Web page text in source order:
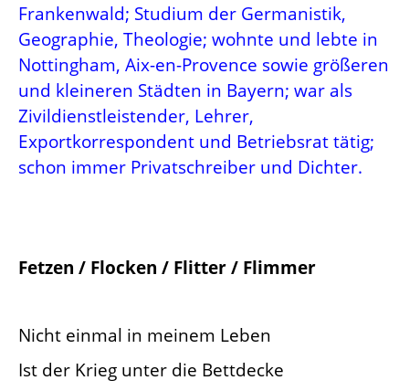
Frankenwald; Studium der Germanistik,
Geographie, Theologie; wohnte und lebte in
Nottingham, Aix-en-Provence sowie größeren
und kleineren Städten in Bayern; war als
Zivildienstleistender, Lehrer,
Exportkorrespondent und Betriebsrat tätig;
schon immer Privatschreiber und Dichter.
Fetzen / Flocken / Flitter / Flimmer
Nicht einmal in meinem Leben
Ist der Krieg unter die Bettdecke